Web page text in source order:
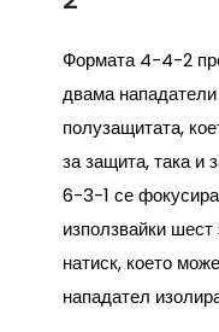
Формата 4-4-2
двама
полузащитата,
за защита, така и
6-3-1 се
използвайки
натиск, което
нападател